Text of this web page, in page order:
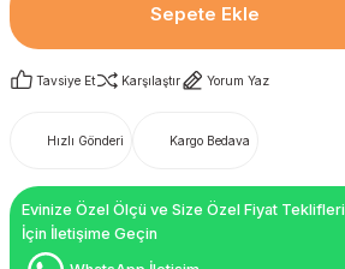
Sepete Ekle
Tavsiye Et Karşılaştır Yorum Yaz
Hızlı Gönderi Kargo Bedava
Evinize Özel Ölçü ve Size Özel Fiyat Teklifleri
İçin İletişime Geçin